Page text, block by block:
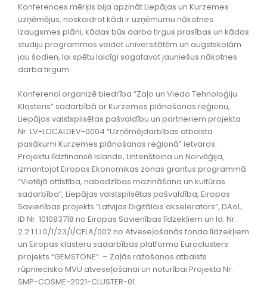
Konferences mērķis bija apzināt Liepājas un Kurzemes
uzņēmējus, noskaidrot kādi ir uzņēmumu nākotnes
izaugsmes plāni, kādas būs darba tirgus prasības un kādas
studiju programmas veidot universitātēm un augstskolām
jau šodien, lai spētu laicīgi sagatavot jauniešus nākotnes
darba tirgum.
Konferenci organizē biedrība “Zaļo un Viedo Tehnoloģiju
Klasteris” sadarbībā ar Kurzemes plānošanas reģionu,
Liepājas valstspilsētas pašvaldību un partneriem projekta
Nr. LV-LOCALDEV-0004 “Uzņēmējdarbības atbalsta
pasākumi Kurzemes plānošanas reģionā” ietvaros.
Projektu līdzfinansē Islande, Lihtenšteina un Norvēģija,
izmantojot Eiropas Ekonomikas zonas grantus programmā
“Vietējā attīstība, nabadzības mazināšana un kultūras
sadarbība”, Liepājas valstspilsētas pašvaldība, Eiropas
Savienības projekts “Latvijas Digitālais akselerators”, DAoL,
ID Nr. 101083718 no Eiropas Savienības līdzekļiem un Id. Nr.
2.2.1.1.i.0/1/23/I/CFLA/002 no Atveseļošanās fonda līdzekļiem
un Eiropas klasteru sadarbības platforma Euroclusters
projekts “GEMSTONE” – Zaļās ražošanas atbalsts
rūpniecisko MVU atveseļošanai un noturībai Projekta Nr.
SMP-COSME-2021-CLUSTER-01.